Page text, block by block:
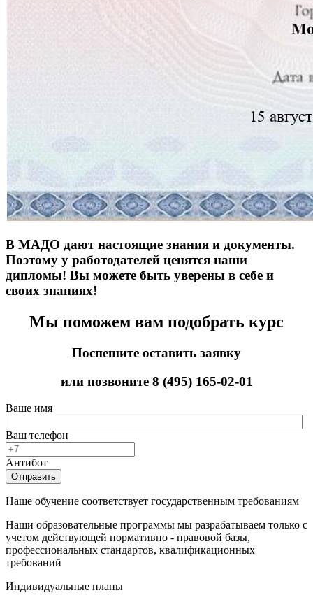
В МАДО дают настоящие знания и документы.
Поэтому у работодателей ценятся наши
дипломы! Вы можете быть уверены в себе и
своих знаниях!
Мы поможем вам подобрать курс
Поспешите оставить заявку
или позвоните 8 (495) 165-02-01
Ваше имя
Ваш телефон
Антибот
Отправить
Наше обучение соответствует государственным требованиям
Наши образовательные программы мы разрабатываем только с
учетом действующей нормативно - правовой базы,
профессиональных стандартов, квалификационных
требований
Индивидуальные планы